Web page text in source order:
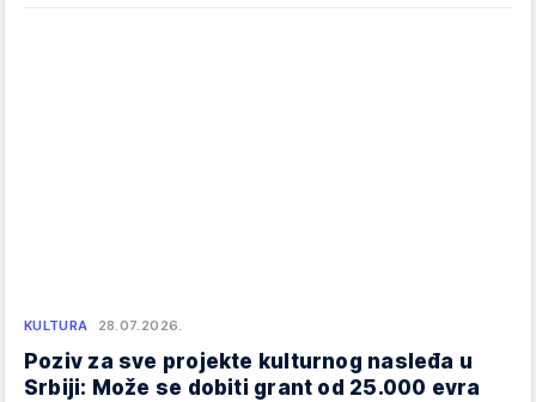
KULTURA 28.07.2026.
Poziv za sve projekte kulturnog nasleđa u
Srbiji: Može se dobiti grant od 25.000 evra